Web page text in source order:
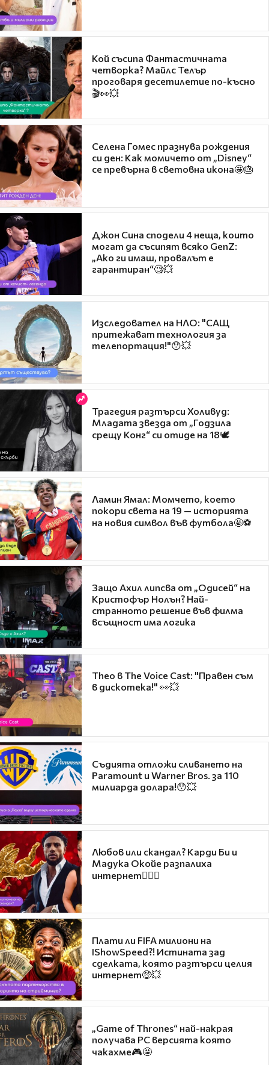
Кой съсипа Фантастичната
четворка? Майлс Телър
проговаря десетилетие по-късно
🎬👀💥
Селена Гомес празнува рождения
си ден: Как момичето от „Disney“
се превърна в световна икона🤩🎂
Джон Сина сподели 4 неща, които
могат да съсипят всяко GenZ:
„Ако ги имаш, провалът е
гарантиран“🧐💥
Изследовател на НЛО: "САЩ
притежават технология за
телепортация!"😯💥
Трагедия разтърси Холивуд:
Младата звезда от „Годзила
срещу Конг“ си отиде на 18🕊️
Ламин Ямал: Момчето, което
покори света на 19 — историята
на новия символ във футбола🤩⚽
Защо Ахил липсва от „Одисей“ на
Кристофър Нолън? Най-
странното решение във филма
всъщност има логика
Theo в The Voice Cast: "Правен съм
в дискотека!" 👀💥
Съдията отложи сливането на
Paramount и Warner Bros. за 110
милиарда долара!😯💥
Любов или скандал? Карди Би и
Мадука Окойе разпалиха
интернет❤️‍🔥🔥
Плати ли FIFA милиони на
IShowSpeed?! Истината зад
сделката, която разтърси целия
интернет🤑💥
„Game of Thrones“ най-накрая
получава PC версията която
чакахме🎮🤩